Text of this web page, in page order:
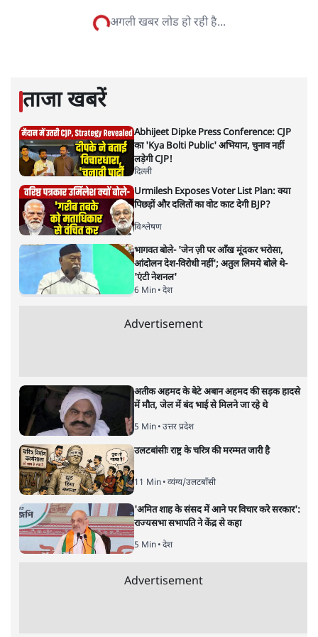
विश्लेषणात्मक और मानवीय स्वरों में से एक हैं। शिक्षा, समाज,
नतीजों पर परदे डालता घोषणा प्रधान
बजट!
यह बजट नीतिगत नतीजों से ज़्यादा घोषणाओं पर टिका क्यों दिखता
है? आंकड़ों, ज़मीनी हकीकत और वादों के बीच घोषणा-प्रधान बजट
की आलोचनात्मक पड़ताल।
केंद्रीय वित्तमंत्री निर्मला सीतारमण द्वारासंसद में प्रस्तुत साल
2026—27 का केंद्रीय बजट बीजेपी और प्रधानमंत्री नरेंद्र मोदी
द्वारा साल 2014 में जारी घोषणा पत्र की तरह वायदों का पुलिंदा
है। बजट में अधिकांश योजनाओं का साल—दो साल में तो